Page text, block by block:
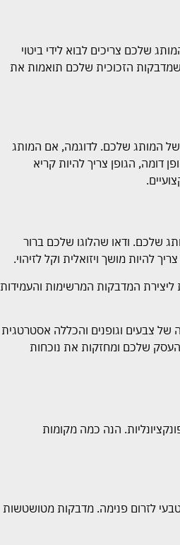
שלכם צריכים לבוא לידי ביטוי
שמדבקות הזכוכית שלכם תואמות את
של המותג שלכם. לדוגמה, אם המותג
הגופן צריך להיות קריא
שלכם. ודאו שהלוגו שלכם ברור
להיות מושך ויזואלית וקל לזיהוי.
ליצירת המדבקות המרשימות והעמידות
צבעים וגופנים והכללה אסטרטגית
העסק שלכם ומחזקות את נוכחות
הנה כמה מקומות
לזרום פנימה. מדבקות מטושטשות